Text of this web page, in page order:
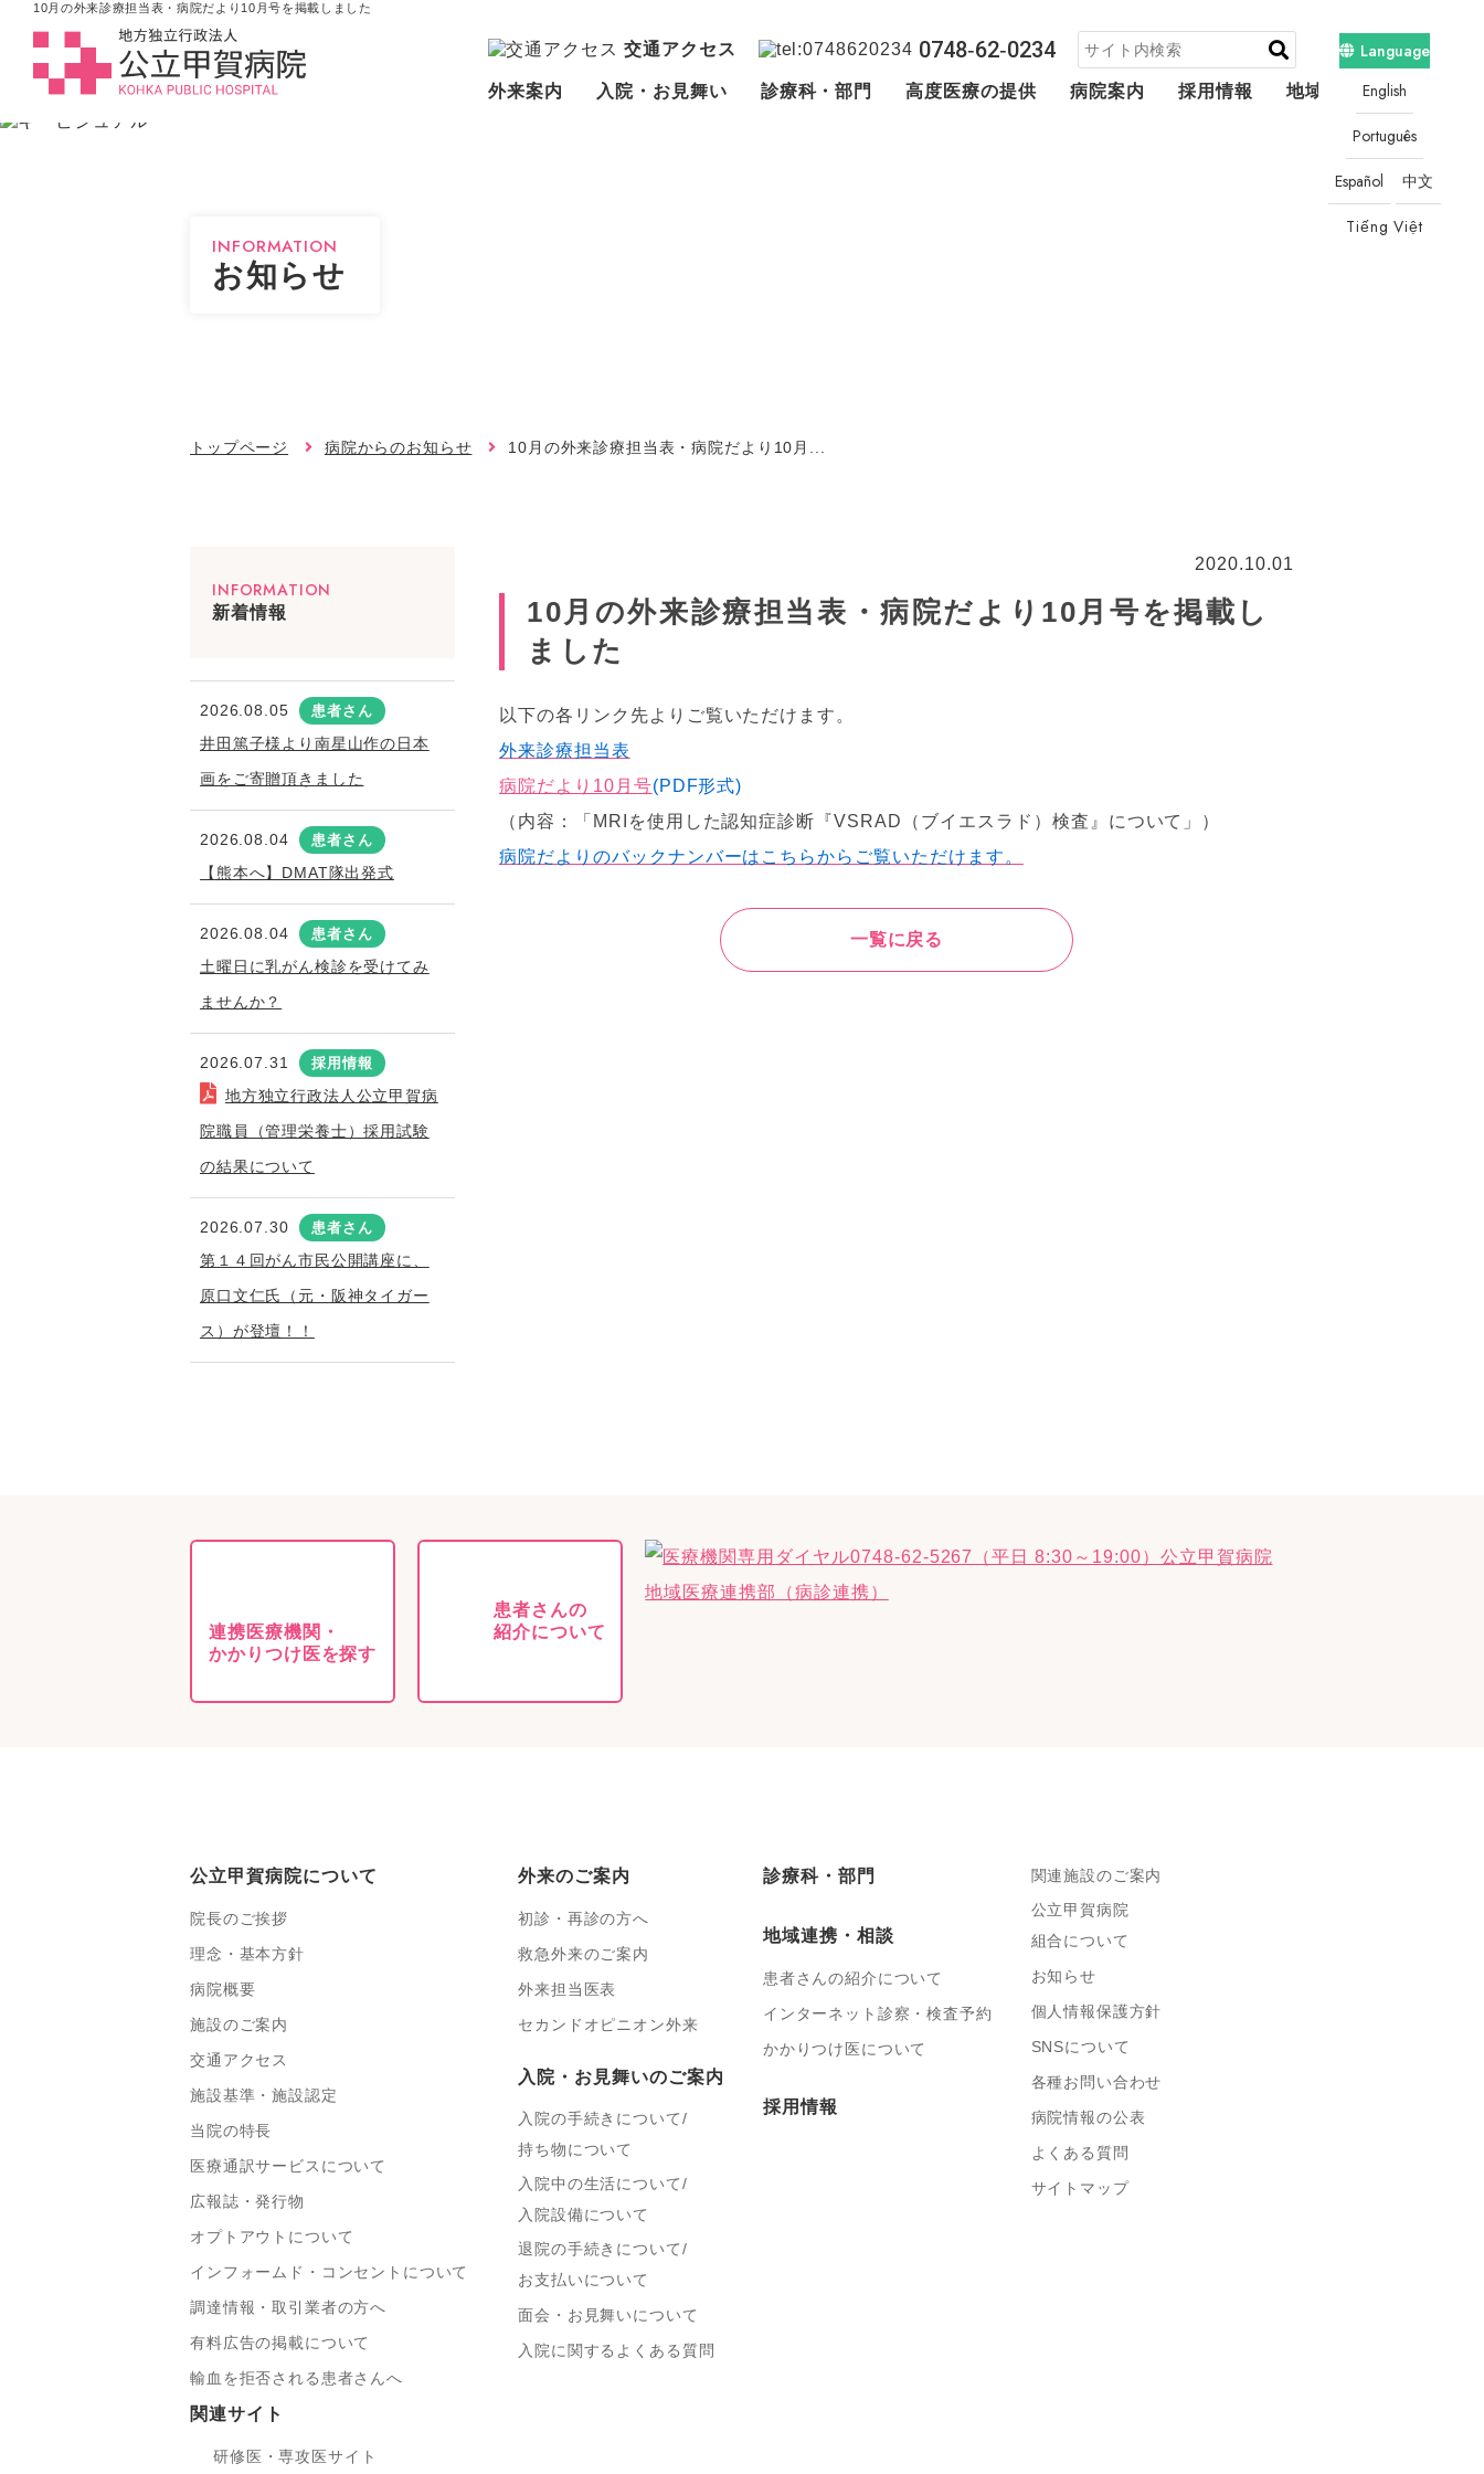
10月の外来診療担当表・病院だより10月号を掲載しました
交通アクセス 0748‐62‐0234
Language
English
Português
Español 中文
Tiếng Việt
外来案内 入院・お見舞い 診療科・部門 高度医療の提供 病院案内 採用情報 地域連携・相談
INFORMATION
お知らせ
トップページ 病院からのお知らせ 10月の外来診療担当表・病院だより10月...
2020.10.01
10月の外来診療担当表・病院だより10月号を掲載し
ました
以下の各リンク先よりご覧いただけます。
外来診療担当表
病院だより10月号(PDF形式)
（内容：「MRIを使用した認知症診断『VSRAD（ブイエスラド）検査』について」）
病院だよりのバックナンバーはこちらからご覧いただけます。
一覧に戻る
INFORMATION
新着情報
2026.08.05 患者さん
井田篤子様より南星山作の日本
画をご寄贈頂きました
2026.08.04 患者さん
【熊本へ】DMAT隊出発式
2026.08.04 患者さん
土曜日に乳がん検診を受けてみ
ませんか？
2026.07.31 採用情報
地方独立行政法人公立甲賀病
院職員（管理栄養士）採用試験
の結果について
2026.07.30 患者さん
第１４回がん市民公開講座に、
原口文仁氏（元・阪神タイガー
ス）が登壇！！
連携医療機関・
かかりつけ医を探す
患者さんの
紹介について
公立甲賀病院について
院長のご挨拶
理念・基本方針
病院概要
施設のご案内
交通アクセス
施設基準・施設認定
当院の特長
医療通訳サービスについて
広報誌・発行物
オプトアウトについて
インフォームド・コンセントについて
調達情報・取引業者の方へ
有料広告の掲載について
輸血を拒否される患者さんへ
外来のご案内
初診・再診の方へ
救急外来のご案内
外来担当医表
セカンドオピニオン外来
入院・お見舞いのご案内
入院の手続きについて/
持ち物について
入院中の生活について/
入院設備について
退院の手続きについて/
お支払いについて
面会・お見舞いについて
入院に関するよくある質問
診療科・部門
地域連携・相談
患者さんの紹介について
インターネット診察・検査予約
かかりつけ医について
採用情報
関連施設のご案内
公立甲賀病院
組合について
お知らせ
個人情報保護方針
SNSについて
各種お問い合わせ
病院情報の公表
よくある質問
サイトマップ
関連サイト
研修医・専攻医サイト